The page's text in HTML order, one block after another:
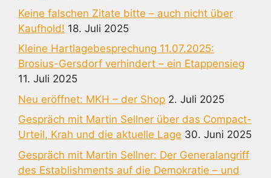
Keine falschen Zitate bitte – auch nicht über
Kaufhold! 18. Juli 2025
Kleine Hartlagebesprechung 11.07.2025:
Brosius-Gersdorf verhindert – ein Etappensieg
11. Juli 2025
Neu eröffnet: MKH – der Shop 2. Juli 2025
Gespräch mit Martin Sellner über das Compact-
Urteil, Krah und die aktuelle Lage 30. Juni 2025
Gespräch mit Martin Sellner: Der Generalangriff
des Establishments auf die Demokratie – und